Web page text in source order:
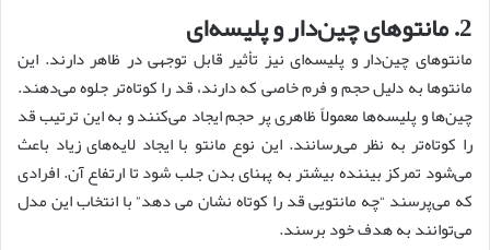
2. مانتوهای چین‌دار و پلیسه‌ای
مانتوهای چین‌دار و پلیسه‌ای نیز تأثیر قابل توجهی در ظاهر دارند. این
مانتوها به دلیل حجم و فرم خاصی که دارند، قد را کوتاه‌تر جلوه می‌دهند.
چین‌ها و پلیسه‌ها معمولاً ظاهری پر حجم ایجاد می‌کنند و به این ترتیب قد
را کوتاه‌تر به نظر می‌رسانند. این نوع مانتو با ایجاد لایه‌های زیاد باعث
می‌شود تمرکز بیننده بیشتر به پهنای بدن جلب شود تا ارتفاع آن. افرادی
که می‌پرسند “چه مانتویی قد را کوتاه نشان می دهد” با انتخاب این مدل
می‌توانند به هدف خود برسند.